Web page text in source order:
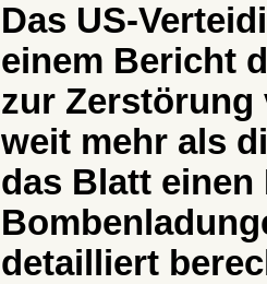
Das US-
einem Bericht
zur Zerstörung
weit mehr als
das Blatt einen
detailliert